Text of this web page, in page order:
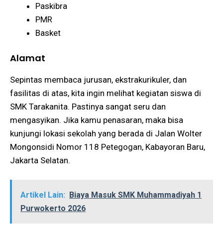
Paskibra
PMR
Basket
Alamat
Sepintas membaca jurusan, ekstrakurikuler, dan
fasilitas di atas, kita ingin melihat kegiatan siswa di
SMK Tarakanita. Pastinya sangat seru dan
mengasyikan. Jika kamu penasaran, maka bisa
kunjungi lokasi sekolah yang berada di Jalan Wolter
Mongonsidi Nomor 118 Petegogan, Kabayoran Baru,
Jakarta Selatan.
Artikel Lain: Biaya Masuk SMK Muhammadiyah 1
Purwokerto 2026